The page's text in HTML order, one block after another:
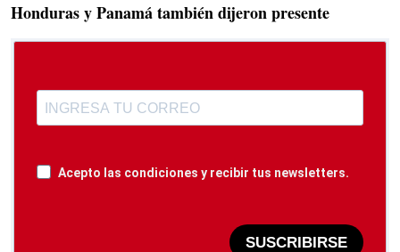
Honduras y Panamá también dijeron presente
Acepto las condiciones y recibir tus newsletters.
SUSCRIBIRSE